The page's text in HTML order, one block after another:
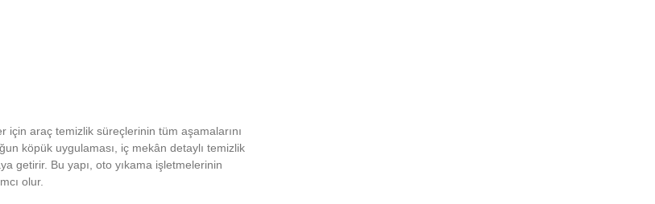
için araç temizlik süreçlerinin tüm aşamalarını
köpük uygulaması, iç mekân detaylı temizlik
getirir. Bu yapı, oto yıkama işletmelerinin
olur.